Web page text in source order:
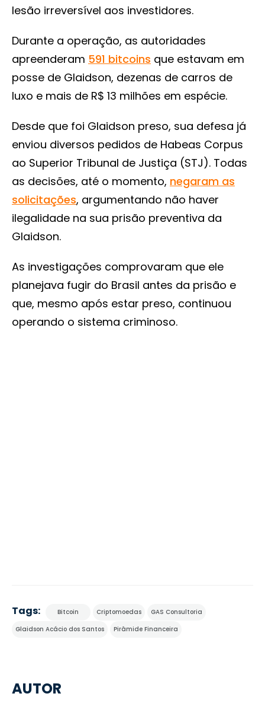
AUTOR
lesão irreversível aos investidores.
Durante a operação, as autoridades
apreenderam 591 bitcoins que estavam em
posse de Glaidson, dezenas de carros de
luxo e mais de R$ 13 milhões em espécie.
Desde que foi Glaidson preso, sua defesa já
enviou diversos pedidos de Habeas Corpus
ao Superior Tribunal de Justiça (STJ). Todas
as decisões, até o momento, negaram as
solicitações, argumentando não haver
ilegalidade na sua prisão preventiva da
Glaidson.
As investigações comprovaram que ele
planejava fugir do Brasil antes da prisão e
que, mesmo após estar preso, continuou
operando o sistema criminoso.
Tags: Bitcoin Criptomoedas
GAS Consultoria
Glaidson Acácio dos Santos
Pirâmide Financeira